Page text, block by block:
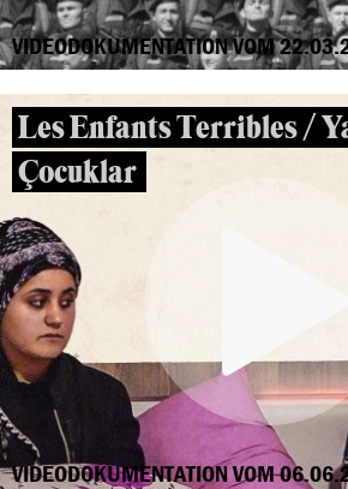
VIDEODOKUMENTATION VOM
Les Enfants Terribles /
Çocuklar
VIDEODOKUMENTATION VOM